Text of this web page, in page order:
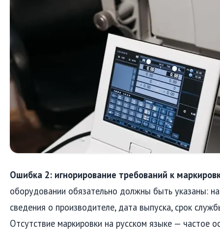
Ошибка 2: игнорирование требований к
оборудовании обязательно должны быть указаны:
сведения о производителе, дата выпуска, срок
Отсутствие маркировки на русском языке — частое